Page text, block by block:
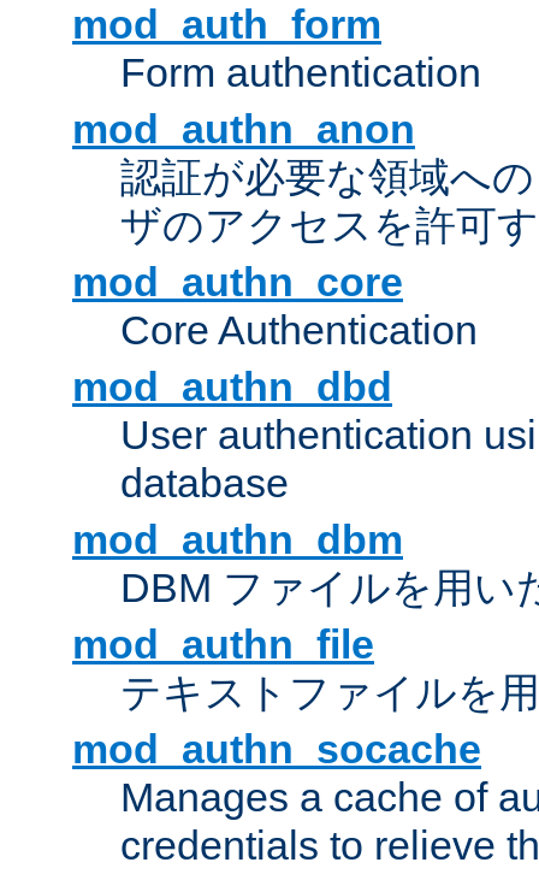
mod_auth_form
Form authentication
mod_authn_anon
認証が必要な領域へ
ザのアクセスを許可
mod_authn_core
Core Authentication
mod_authn_dbd
User authentication
database
mod_authn_dbm
DBM ファイルを用い
mod_authn_file
テキストファイルを
mod_authn_socache
Manages a cache of
credentials to relieve